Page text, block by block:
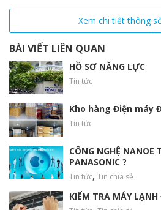
– Chế độ tiết kiệm năng lượng: Bạn
máy tự động giảm công suất hoạt
gian nhất định, giúp tiết kiệm điện hiệu
– kW Manager: Cho phép bạn kiểm
thụ điện năng của máy lạnh.
– Phát hiện cửa sổ mở: Khi phát hiện
động chuyển sang chế độ tiết kiệm
Máy sử dụng các công nghệ lọc
gian sử dụng tươi mát
Máy lạnh LG IEC09G1 model 2025
Xem chi tiết thông
BÀI VIẾT LIÊN QUAN
HỒ SƠ NĂNG LỰC
Tin tức
Kho hàng Điện máy
Tin tức
CÔNG NGHỆ NANOE
PANASONIC ?
Tin tức, Tin chia sẻ
KIỂM TRA MÁY